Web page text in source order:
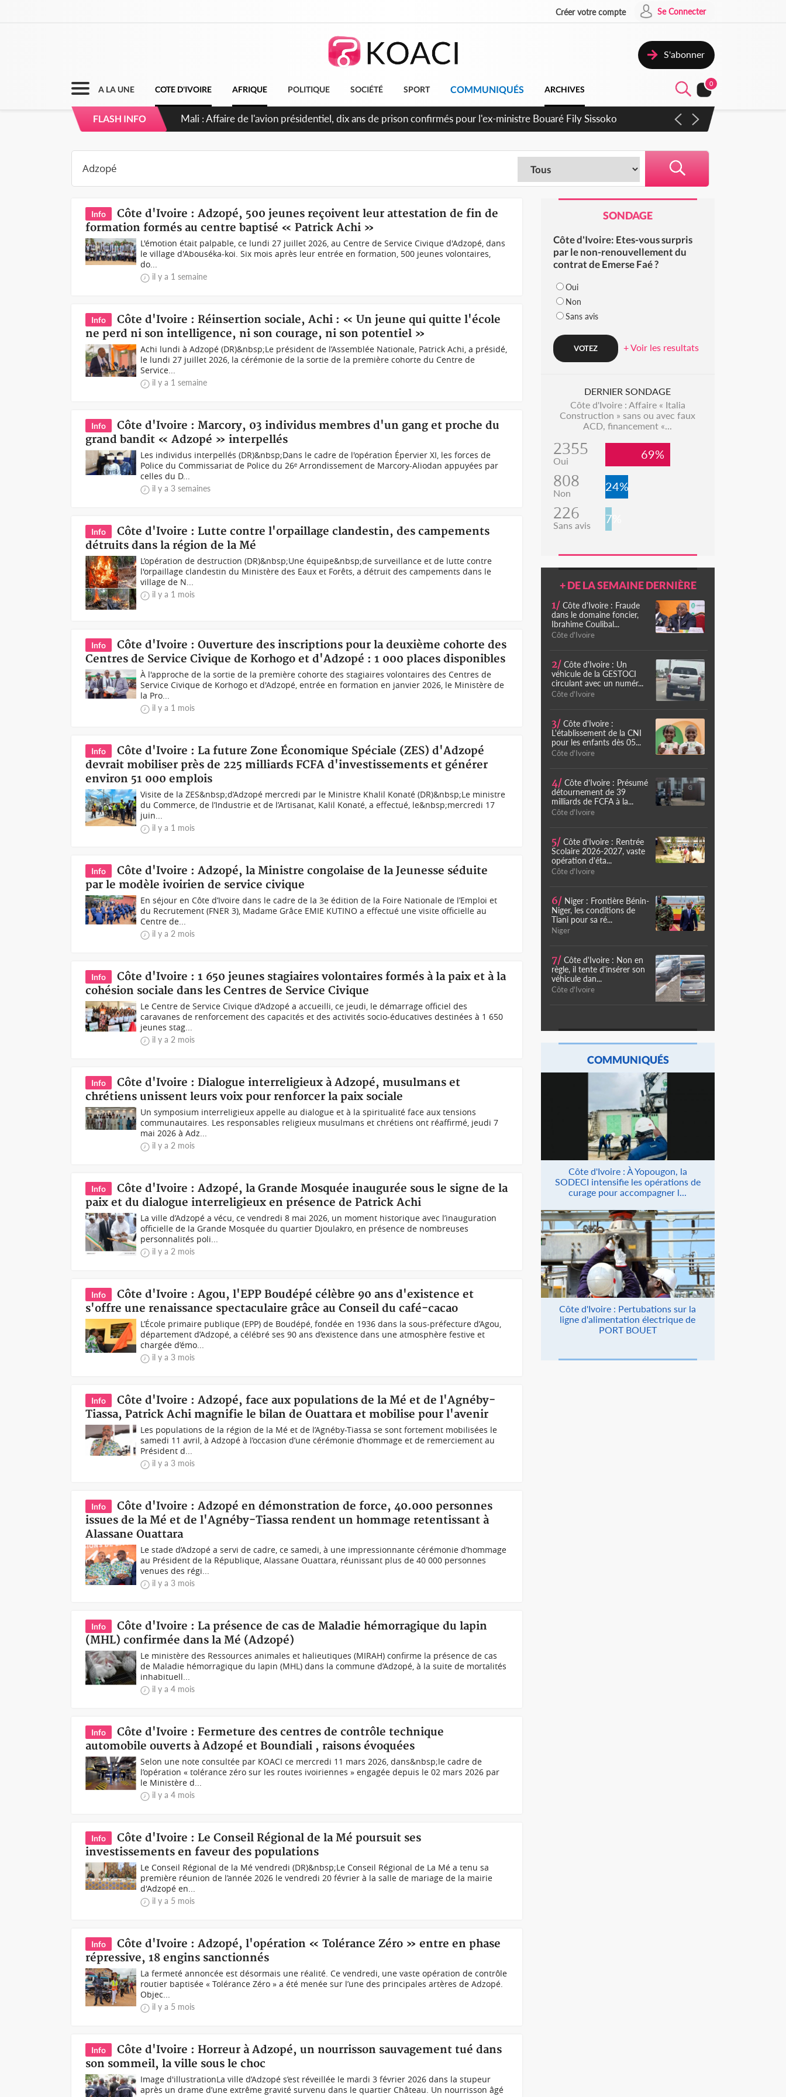
Créer votre compte Se Connecter
S'abonner
A LA UNE COTE D'IVOIRE AFRIQUE POLITIQUE SOCIÉTÉ SPORT COMMUNIQUÉS ARCHIVES
0
FLASH INFO Nigeria : Le Togo et le Cameroun principaux acheteurs des produits de la raffinerie Dangote en juillet
Info
Côte d'Ivoire : Adzopé, 500 jeunes reçoivent leur attestation de fin de
formation formés au centre baptisé « Patrick Achi »
L'émotion était palpable, ce lundi 27 juillet 2026, au Centre de Service Civique d'Adzopé, dans
le village d'Abouséka-koi. Six mois après leur entrée en formation, 500 jeunes volontaires,
do...
il y a 1 semaine
Info
Côte d'Ivoire : Réinsertion sociale, Achi : « Un jeune qui quitte l'école
ne perd ni son intelligence, ni son courage, ni son potentiel »
Achi lundi à Adzopé (DR)&nbsp;Le président de l’Assemblée Nationale, Patrick Achi, a présidé,
le lundi 27 juillet 2026, la cérémonie de la sortie de la première cohorte du Centre de
Service...
il y a 1 semaine
Info
Côte d'Ivoire : Marcory, 03 individus membres d'un gang et proche du
grand bandit « Adzopé » interpellés
Les individus interpellés (DR)&nbsp;Dans le cadre de l'opération Épervier XI, les forces de
Police du Commissariat de Police du 26ᵉ Arrondissement de Marcory-Aliodan appuyées par
celles du D...
il y a 3 semaines
Info
Côte d'Ivoire : Lutte contre l'orpaillage clandestin, des campements
détruits dans la région de la Mé
L’opération de destruction (DR)&nbsp;Une équipe&nbsp;de surveillance et de lutte contre
l'orpaillage clandestin du Ministère des Eaux et Forêts, a détruit des campements dans le
village de N...
il y a 1 mois
Info
Côte d'Ivoire : Ouverture des inscriptions pour la deuxième cohorte des
Centres de Service Civique de Korhogo et d'Adzopé : 1 000 places disponibles
À l'approche de la sortie de la première cohorte des stagiaires volontaires des Centres de
Service Civique de Korhogo et d'Adzopé, entrée en formation en janvier 2026, le Ministère de
la Pro...
il y a 1 mois
Info
Côte d'Ivoire : La future Zone Économique Spéciale (ZES) d'Adzopé
devrait mobiliser près de 225 milliards FCFA d'investissements et générer
environ 51 000 emplois
Visite de la ZES&nbsp;d’Adzopé mercredi par le Ministre Khalil Konaté (DR)&nbsp;Le ministre
du Commerce, de l’Industrie et de l’Artisanat, Kalil Konaté, a effectué, le&nbsp;mercredi 17
juin...
il y a 1 mois
Info
Côte d'Ivoire : Adzopé, la Ministre congolaise de la Jeunesse séduite
par le modèle ivoirien de service civique
En séjour en Côte d’Ivoire dans le cadre de la 3e édition de la Foire Nationale de l’Emploi et
du Recrutement (FNER 3), Madame Grâce EMIE KUTINO a effectué une visite officielle au
Centre de...
il y a 2 mois
Info
Côte d'Ivoire : 1 650 jeunes stagiaires volontaires formés à la paix et à la
cohésion sociale dans les Centres de Service Civique
Le Centre de Service Civique d’Adzopé a accueilli, ce jeudi, le démarrage officiel des
caravanes de renforcement des capacités et des activités socio-éducatives destinées à 1 650
jeunes stag...
il y a 2 mois
Info
Côte d'Ivoire : Dialogue interreligieux à Adzopé, musulmans et
chrétiens unissent leurs voix pour renforcer la paix sociale
Un symposium interreligieux appelle au dialogue et à la spiritualité face aux tensions
communautaires. Les responsables religieux musulmans et chrétiens ont réaffirmé, jeudi 7
mai 2026 à Adz...
il y a 2 mois
Info
Côte d'Ivoire : Adzopé, la Grande Mosquée inaugurée sous le signe de la
paix et du dialogue interreligieux en présence de Patrick Achi
La ville d’Adzopé a vécu, ce vendredi 8 mai 2026, un moment historique avec l’inauguration
officielle de la Grande Mosquée du quartier Djoulakro, en présence de nombreuses
personnalités poli...
il y a 2 mois
Info
Côte d'Ivoire : Agou, l'EPP Boudépé célèbre 90 ans d'existence et
s'offre une renaissance spectaculaire grâce au Conseil du café-cacao
L’École primaire publique (EPP) de Boudépé, fondée en 1936 dans la sous-préfecture d’Agou,
département d’Adzopé, a célébré ses 90 ans d’existence dans une atmosphère festive et
chargée d’émo...
il y a 3 mois
Info
Côte d'Ivoire : Adzopé, face aux populations de la Mé et de l'Agnéby-
Tiassa, Patrick Achi magnifie le bilan de Ouattara et mobilise pour l'avenir
Les populations de la région de la Mé et de l’Agnéby-Tiassa se sont fortement mobilisées le
samedi 11 avril, à Adzopé à l’occasion d’une cérémonie d’hommage et de remerciement au
Président d...
il y a 3 mois
Info
Côte d'Ivoire : Adzopé en démonstration de force, 40.000 personnes
issues de la Mé et de l'Agnéby-Tiassa rendent un hommage retentissant à
Alassane Ouattara
Le stade d’Adzopé a servi de cadre, ce samedi, à une impressionnante cérémonie d’hommage
au Président de la République, Alassane Ouattara, réunissant plus de 40 000 personnes
venues des régi...
il y a 3 mois
Info
Côte d'Ivoire : La présence de cas de Maladie hémorragique du lapin
(MHL) confirmée dans la Mé (Adzopé)
Le ministère des Ressources animales et halieutiques (MIRAH) confirme la présence de cas
de Maladie hémorragique du lapin (MHL) dans la commune d’Adzopé, à la suite de mortalités
inhabituell...
il y a 4 mois
Info
Côte d'Ivoire : Fermeture des centres de contrôle technique
automobile ouverts à Adzopé et Boundiali , raisons évoquées
Selon une note consultée par KOACI ce mercredi 11 mars 2026, dans&nbsp;le cadre de
l’opération « tolérance zéro sur les routes ivoiriennes » engagée depuis le 02 mars 2026 par
le Ministère d...
il y a 4 mois
Info
Côte d'Ivoire : Le Conseil Régional de la Mé poursuit ses
investissements en faveur des populations
Le Conseil Régional de la Mé vendredi (DR)&nbsp;Le Conseil Régional de La Mé a tenu sa
première réunion de l’année 2026 le vendredi 20 février à la salle de mariage de la mairie
d'Adzopé en...
il y a 5 mois
Info
Côte d'Ivoire : Adzopé, l'opération « Tolérance Zéro » entre en phase
répressive, 18 engins sanctionnés
La fermeté annoncée est désormais une réalité. Ce vendredi, une vaste opération de contrôle
routier baptisée « Tolérance Zéro » a été menée sur l’une des principales artères de Adzopé.
Objec...
il y a 5 mois
Info
Côte d'Ivoire : Horreur à Adzopé, un nourrisson sauvagement tué dans
son sommeil, la ville sous le choc
Image d'illustrationLa ville d’Adzopé s’est réveillée le mardi 3 février 2026 dans la stupeur
après un drame d’une extrême gravité survenu dans le quartier Château. Un nourrisson âgé
SONDAGE
Côte d'Ivoire: Etes-vous surpris
par le non-renouvellement du
contrat de Emerse Faé ?
Oui
Non
Sans avis
+ Voir les resultats
DERNIER SONDAGE
Côte d'Ivoire : Affaire « Italia
Construction » sans ou avec faux
ACD, financement «...
2355
Oui 69%
808
Non 24%
226
Sans avis 7%
+ DE LA SEMAINE DERNIÈRE
1/ Côte d'Ivoire : Fraude
dans le domaine foncier,
Ibrahime Coulibal...
Côte d'Ivoire
2/ Côte d'Ivoire : Un
véhicule de la GESTOCI
circulant avec un numér...
Côte d'Ivoire
3/ Côte d'Ivoire :
L'établissement de la CNI
pour les enfants dès 05...
Côte d'Ivoire
4/ Côte d'Ivoire : Présumé
détournement de 39
milliards de FCFA à la...
Côte d'Ivoire
5/ Côte d'Ivoire : Rentrée
Scolaire 2026-2027, vaste
opération d'éta...
Côte d'Ivoire
6/ Niger : Frontière Bénin-
Niger, les conditions de
Tiani pour sa ré...
Niger
7/ Côte d'Ivoire : Non en
règle, il tente d'insérer son
véhicule dan...
Côte d'Ivoire
COMMUNIQUÉS
Côte d'Ivoire : À Yopougon, la
SODECI intensifie les opérations de
curage pour accompagner l...
Côte d'Ivoire : Pertubations sur la
ligne d'alimentation électrique de
PORT BOUET